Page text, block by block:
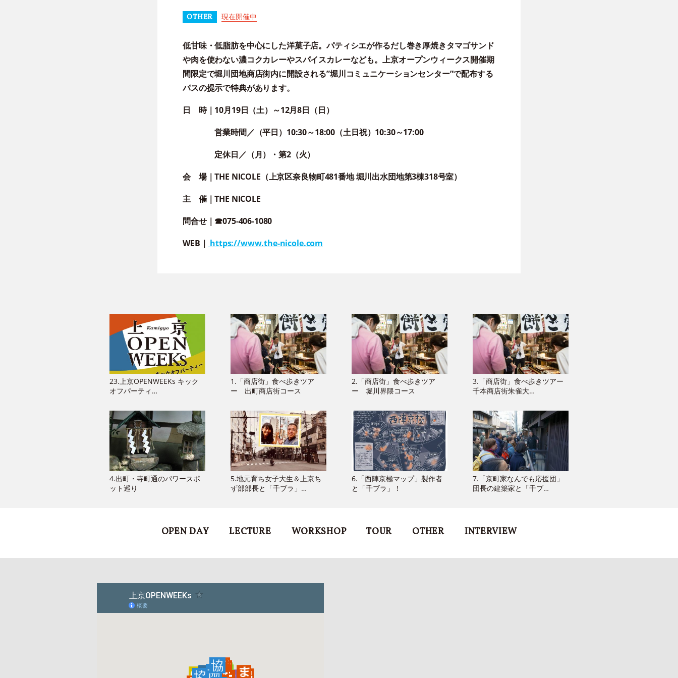
OTHER 現在開催中
低甘味・低脂肪を中心にした洋菓子店。パティシエが作るだし巻き厚焼きタマゴサンド
や肉を使わない濃コクカレーやスパイスカレーなども。上京オープンウィークス開催期
間限定で堀川団地商店街内に開設される”堀川コミュニケーションセンター”で配布する
パスの提示で特典があります。
日 時｜10月19日 （土） ～12月8日 （日）
営業時間／ （平日） 10:30～18:00 （土日祝） 10:30～17:00
定休日／ （月） ・第2（火）
会 場｜THE NICOLE （上京区奈良物町481番地 堀川出水団地第3棟318号室）
主 催｜THE NICOLE
問合せ｜☎075-406-1080
WEB｜ https://www.the-nicole.com
23.上京OPENWEEKs キック
オフパーティ…
1.「商店街」食べ歩きツア
ー 出町商店街コース
2.「商店街」食べ歩きツア
ー 堀川界隈コース
3.「商店街」食べ歩きツアー
千本商店街朱雀大…
4.出町・寺町通のパワースポ
ット巡り
5.地元育ち女子大生＆上京ち
ず部部長と「千ブラ」…
6.「西陣京極マップ」製作者
と「千ブラ」！
7.「京町家なんでも応援団」
団長の建築家と「千ブ…
OPEN DAY LECTURE WORKSHOP TOUR OTHER INTERVIEW